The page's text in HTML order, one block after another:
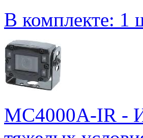
В комплекте: 1
MC4000A-IR -